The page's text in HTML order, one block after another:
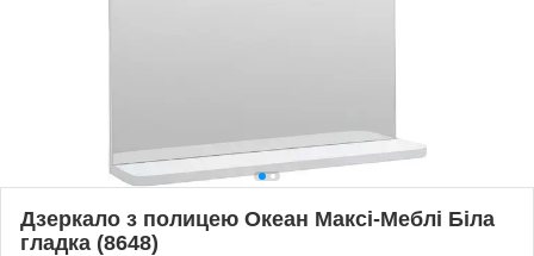
Дзеркало з полицею Океан Максі-Меблі Біла
гладка (8648)